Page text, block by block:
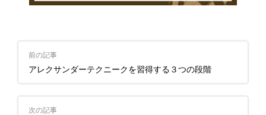
前の記事
アレクサンダーテクニークを習得する３つの段階
次の記事